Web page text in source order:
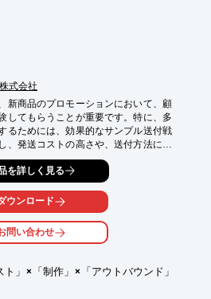
式会社
新商品のプロモーションにおいて、顧
してもらうことが重要です。特に、多
るためには、効果的なサンプル送付戦
、発送コストの高さや、送付方法によ
不十分になるという課題があります。
は、これらの課題を解決します。
を詳しく見る
ウンロード
問い合わせ
ト」×「制作」×「アウトバウンド」